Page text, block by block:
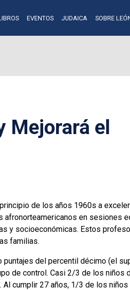
EVENTOS JUDAICA SOBRE
Mejorará el
de los años 1960s a
en sesiones
y socioeconómicas. Estos
familias.
del percentil décimo (el
de control. Casi 2/3 de los niños
cumplir 27 años, 1/3 de los